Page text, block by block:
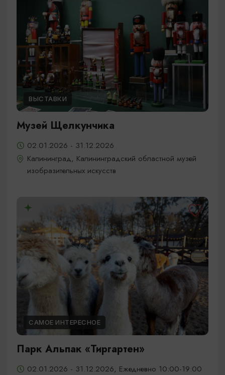
ВЫСТАВКИ
Музей Щелкунчика
02.01.2026 - 31.12.2026
Калининград, Калининградский областной музей
изобразительных искусств
САМОЕ ИНТЕРЕСНОЕ
Парк Альпак «Тиргартен»
02.01.2026 - 31.12.2026, Ежедневно 10:00-19:00